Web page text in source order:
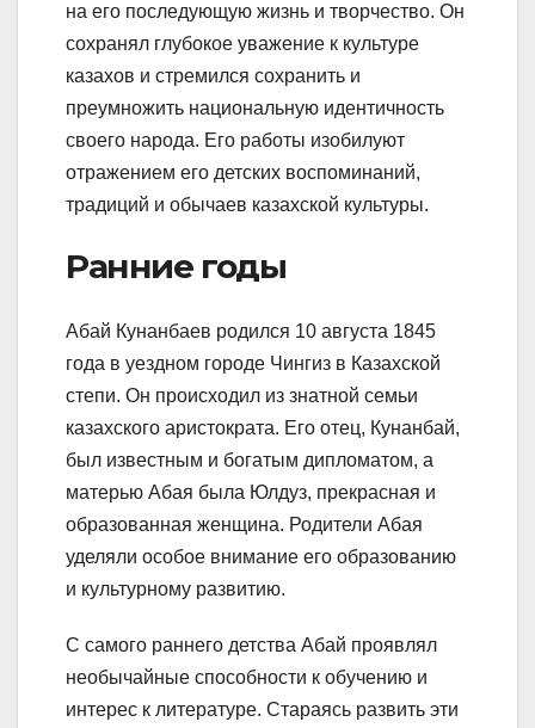
на его последующую жизнь и творчество. Он
сохранял глубокое уважение к культуре
казахов и стремился сохранить и
преумножить национальную идентичность
своего народа. Его работы изобилуют
отражением его детских воспоминаний,
традиций и обычаев казахской культуры.
Ранние годы
Абай Кунанбаев родился 10 августа 1845
года в уездном городе Чингиз в Казахской
степи. Он происходил из знатной семьи
казахского аристократа. Его отец, Кунанбай,
был известным и богатым дипломатом, а
матерью Абая была Юлдуз, прекрасная и
образованная женщина. Родители Абая
уделяли особое внимание его образованию
и культурному развитию.
С самого раннего детства Абай проявлял
необычайные способности к обучению и
интерес к литературе. Стараясь развить эти